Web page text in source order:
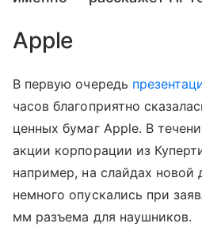
Apple
В первую очередь
часов благоприятно
ценных бумаг Apple. В
акции корпорации из
например, на слайдах
немного опускались при
мм разъема для наушников.